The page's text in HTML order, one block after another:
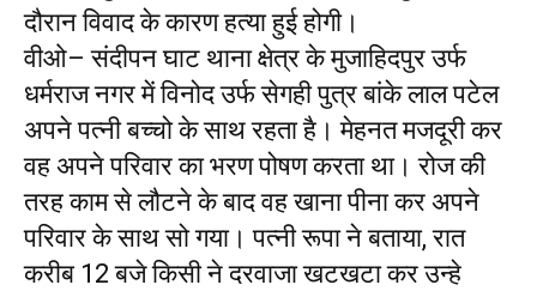
दौरान विवाद के कारण हत्या हुई होगी।
वीओ– संदीपन घाट थाना क्षेत्र के मुजाहिदपुर उर्फ
धर्मराज नगर में विनोद उर्फ सेगही पुत्र बांके लाल पटेल
अपने पत्नी बच्चो के साथ रहता है। मेहनत मजदूरी कर
वह अपने परिवार का भरण पोषण करता था। रोज की
तरह काम से लौटने के बाद वह खाना पीना कर अपने
परिवार के साथ सो गया। पत्नी रूपा ने बताया, रात
करीब 12 बजे किसी ने दरवाजा खटखटा कर उन्हे